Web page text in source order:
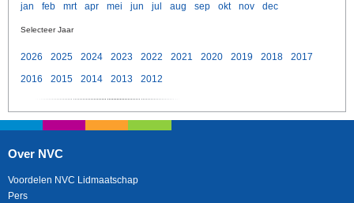
jan feb mrt apr mei jun jul aug sep okt nov dec
Selecteer Jaar
2026 2025 2024 2023 2022 2021 2020 2019 2018
2017
2016
2015 2014 2013 2012
Over NVC
Voordelen NVC Lidmaatschap
Pers